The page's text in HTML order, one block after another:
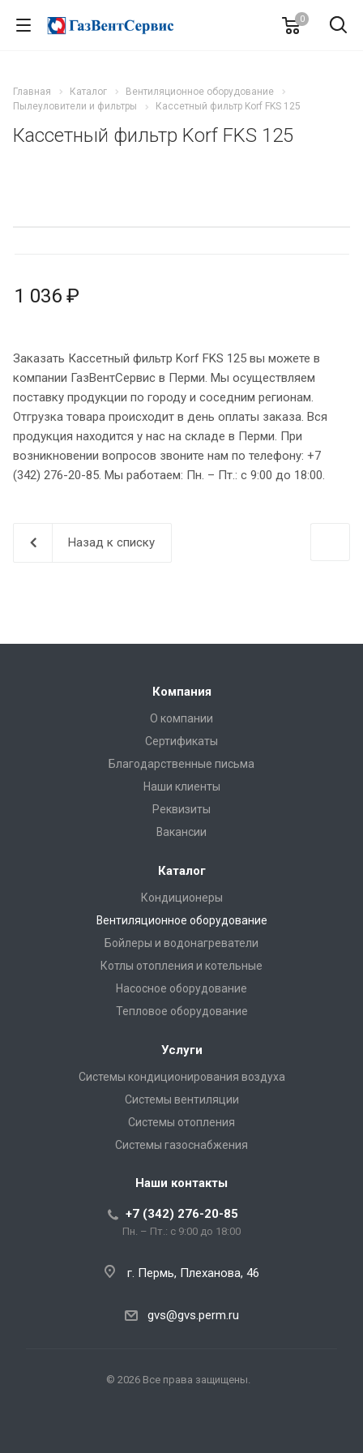
0
Главная Каталог
Вентиляционное оборудование
Пылеуловители и фильтры
Кассетный фильтр Korf FKS 125
Кассетный фильтр Korf FKS 125
1 036 ₽
Заказать Кассетный фильтр Korf FKS 125 вы можете в
компании ГазВентСервис в Перми. Мы осуществляем
поставку продукции по городу и соседним регионам.
Отгрузка товара происходит в день оплаты заказа. Вся
продукция находится у нас на складе в Перми. При
возникновении вопросов звоните нам по телефону: +7
(342) 276-20-85. Мы работаем: Пн. – Пт.: с 9:00 до 18:00.
Назад к списку
Компания
О компании
Сертификаты
Благодарственные письма
Наши клиенты
Реквизиты
Вакансии
Каталог
Кондиционеры
Вентиляционное оборудование
Бойлеры и водонагреватели
Котлы отопления и котельные
Насосное оборудование
Тепловое оборудование
Услуги
Системы кондиционирования воздуха
Системы вентиляции
Системы отопления
Системы газоснабжения
Наши контакты
+7 (342) 276-20-85
Пн. – Пт.: с 9:00 до 18:00
г. Пермь, Плеханова, 46
gvs@gvs.perm.ru
© 2026 Все права защищены.